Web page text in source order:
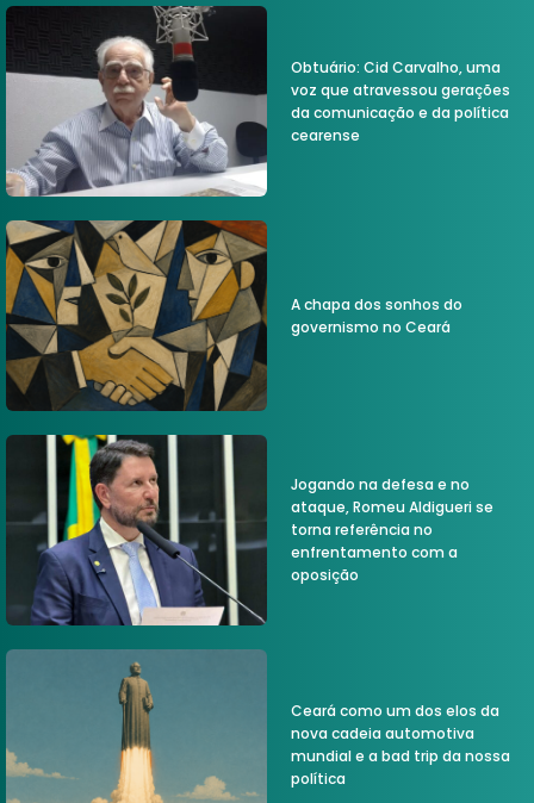
Obtuário: Cid Carvalho, uma
voz que atravessou gerações
da comunicação e da política
cearense
A chapa dos sonhos do
governismo no Ceará
Jogando na defesa e no
ataque, Romeu Aldigueri se
torna referência no
enfrentamento com a
oposição
Ceará como um dos elos da
nova cadeia automotiva
mundial e a bad trip da nossa
política